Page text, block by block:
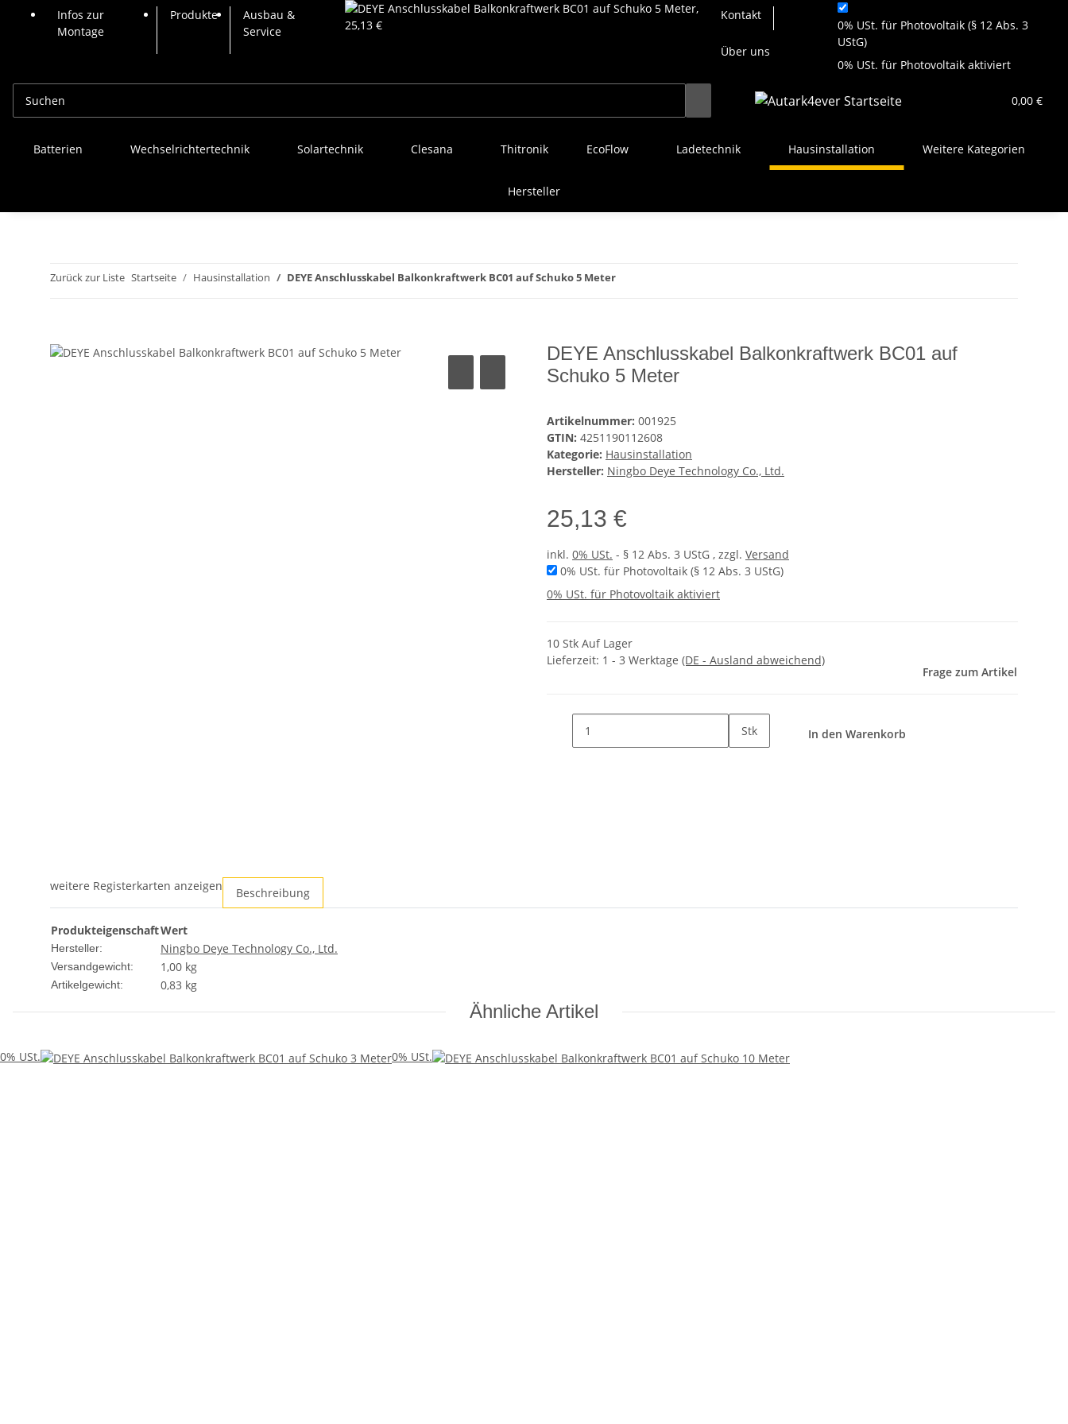
Infos zur
Montage
Produkte
Ausbau &
Service
Kontakt
Über uns
0% USt. für Photovoltaik (§ 12 Abs. 3
UStG)
0% USt. für Photovoltaik aktiviert
0,00 €
Batterien Wechselrichtertechnik Solartechnik Clesana Thitronik EcoFlow Ladetechnik Hausinstallation Weitere Kategorien
Hersteller
Zurück zur Liste Startseite Hausinstallation DEYE Anschlusskabel Balkonkraftwerk BC01 auf Schuko 5 Meter
DEYE Anschlusskabel Balkonkraftwerk BC01 auf
Schuko 5 Meter
Artikelnummer: 001925
GTIN: 4251190112608
Kategorie: Hausinstallation
Hersteller: Ningbo Deye Technology Co., Ltd.
25,13 €
inkl. 0% USt. - § 12 Abs. 3 UStG , zzgl. Versand
0% USt. für Photovoltaik (§ 12 Abs. 3 UStG)
0% USt. für Photovoltaik aktiviert
10 Stk Auf Lager
Lieferzeit: 1 - 3 Werktage (DE - Ausland abweichend)
Frage zum Artikel
Stk In den Warenkorb
weitere Registerkarten anzeigen Beschreibung
ProdukteigenschaftWert
Hersteller: Ningbo Deye Technology Co., Ltd.
Versandgewicht: 1,00 kg
Artikelgewicht: 0,83 kg
Ähnliche Artikel
0% USt. 0% USt.